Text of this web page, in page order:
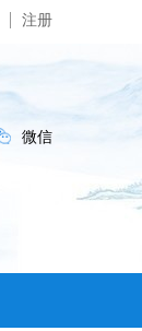
注册
微信